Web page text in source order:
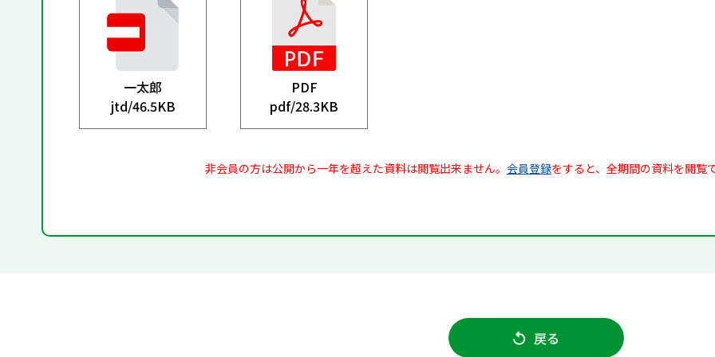
一太郎
jtd/46.5KB
PDF
pdf/28.3KB
非会員の方は公開から一年を超えた資料は閲覧出来ません。 会員登録をすると、全期間の資料を閲覧
戻る